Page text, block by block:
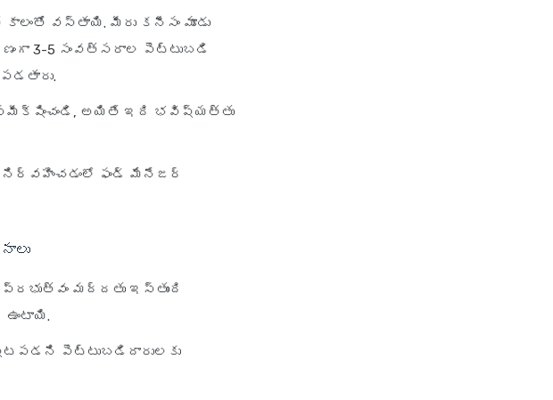
వస్తాయి. మీరు కనీసం మూడు
3-5 సంవత్సరాల పెట్టుబడి
అయితే ఇది భవిష్యత్తు
ఫండ్ మేనేజర్
మద్దతు ఇస్తుంది
పెట్టుబడిదారులకు